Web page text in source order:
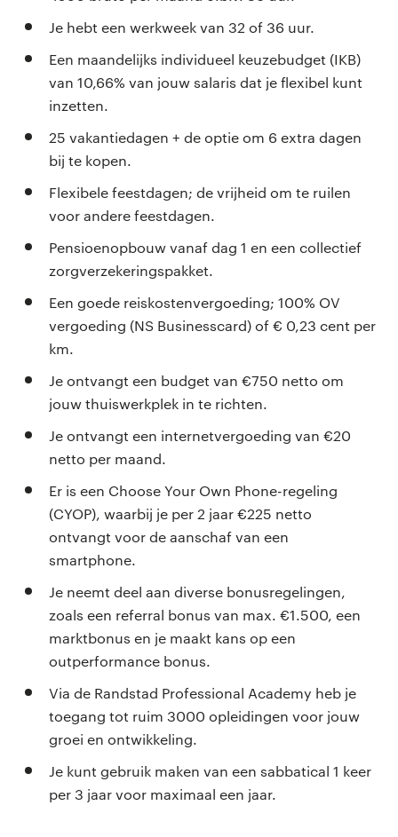
Je hebt een werkweek van 32 of 36 uur.
Een maandelijks individueel keuzebudget (IKB)
van 10,66% van jouw salaris dat je flexibel kunt
inzetten.
25 vakantiedagen + de optie om 6 extra dagen
bij te kopen.
Flexibele feestdagen; de vrijheid om te ruilen
voor andere feestdagen.
Pensioenopbouw vanaf dag 1 en een collectief
zorgverzekeringspakket.
Een goede reiskostenvergoeding; 100% OV
vergoeding (NS Businesscard) of € 0,23 cent per
km.
Je ontvangt een budget van €750 netto om
jouw thuiswerkplek in te richten.
Je ontvangt een internetvergoeding van €20
netto per maand.
Er is een Choose Your Own Phone-regeling
(CYOP), waarbij je per 2 jaar €225 netto
ontvangt voor de aanschaf van een
smartphone.
Je neemt deel aan diverse bonusregelingen,
zoals een referral bonus van max. €1.500, een
marktbonus en je maakt kans op een
outperformance bonus.
Via de Randstad Professional Academy heb je
toegang tot ruim 3000 opleidingen voor jouw
groei en ontwikkeling.
Je kunt gebruik maken van een sabbatical 1 keer
per 3 jaar voor maximaal een jaar.